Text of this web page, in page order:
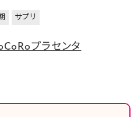
サプリ
プラセンタ